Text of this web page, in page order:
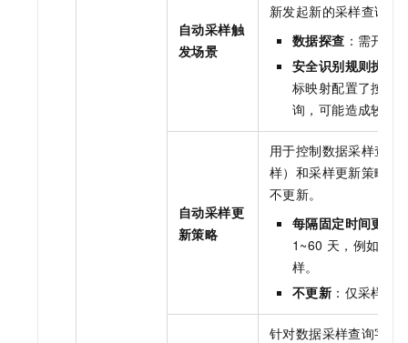
自动采样触
发场景
新发起新的采样查询任
数据探查 ：需开通
安全识别规则执行/
标映射配置了按识
询，可能造成较多
自动采样更
新策略
用于控制数据采样查
样）和采样更新策略判
不更新。
每隔固定时间更新
1~60 天，例如：N
样。
不更新 ：仅采样存
针对数据采样查询字段